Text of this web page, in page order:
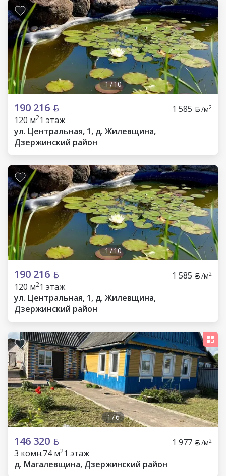
1/10
190 216 1 585 /м2
120 м21 этаж
ул. Центральная, 1, д. Жилевщина,
Дзержинский район
1/10
190 216 1 585 /м2
120 м21 этаж
ул. Центральная, 1, д. Жилевщина,
Дзержинский район
1/6
146 320 1 977 /м2
3 комн.74 м21 этаж
д. Магалевщина, Дзержинский район